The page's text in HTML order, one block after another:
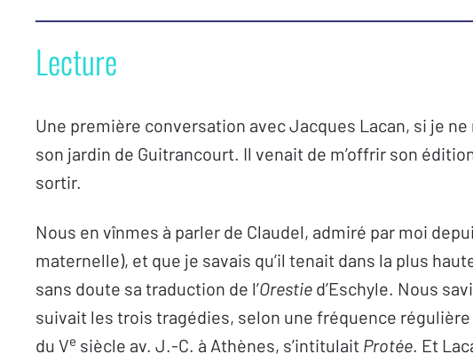
Lecture
Une première conversation avec Jacques Lacan, si je
son jardin de Guitrancourt. Il venait de m’offrir son
sortir.
Nous en vînmes à parler de Claudel, admiré par moi
maternelle), et que je savais qu’il tenait dans la plus
sans doute sa traduction de l’Orestied’Eschyle. Nous
suivait les trois tragédies, selon une fréquence
du Ve siècle av. J.-C. à Athènes, s’intitulait Protée. Et